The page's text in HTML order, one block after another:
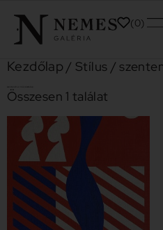
0
Kezdőlap / Stílus /
Összesen 1 találat